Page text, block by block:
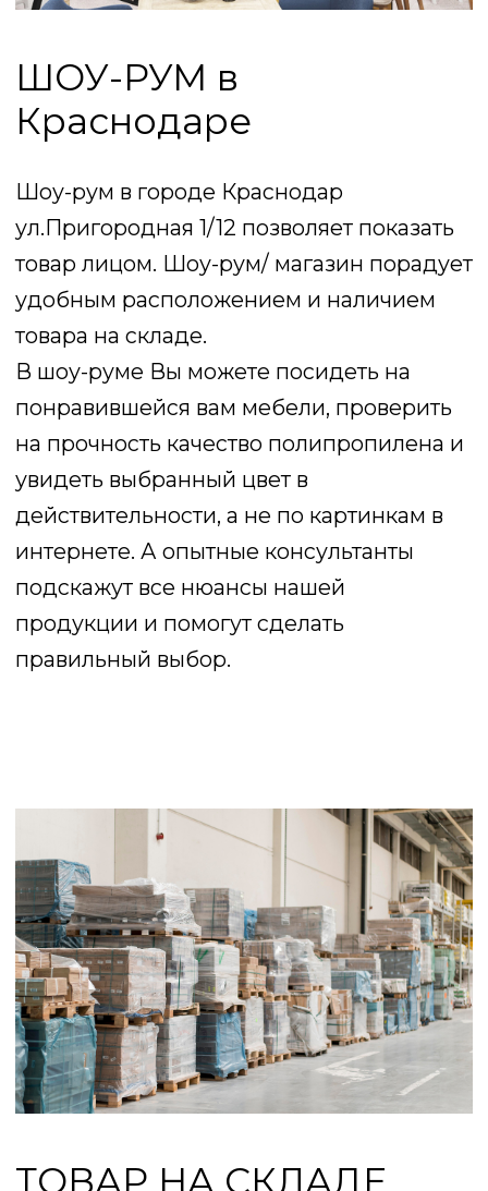
действительности, а не по картинкам в
подскажут все нюансы нашей
продукции и помогут сделать
правильный выбор.
ТОВАР НА СКЛАДЕ
на нашем сайте и в шоу-руме имеется
на складах. Вам не придётся ждать
Вы просто выбираете, платите
и забираете товар со склада. Склад
на складе террасную доску из древесно-
полимерного композита.